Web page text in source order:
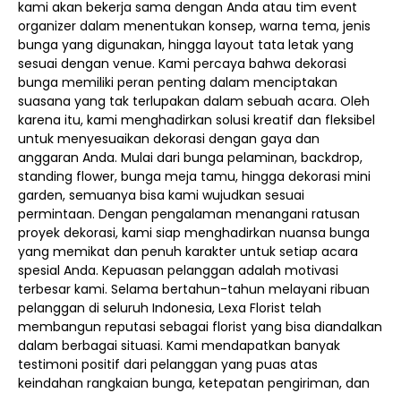
kami akan bekerja sama dengan Anda atau tim event
organizer dalam menentukan konsep, warna tema, jenis
bunga yang digunakan, hingga layout tata letak yang
sesuai dengan venue. Kami percaya bahwa dekorasi
bunga memiliki peran penting dalam menciptakan
suasana yang tak terlupakan dalam sebuah acara. Oleh
karena itu, kami menghadirkan solusi kreatif dan fleksibel
untuk menyesuaikan dekorasi dengan gaya dan
anggaran Anda. Mulai dari bunga pelaminan, backdrop,
standing flower, bunga meja tamu, hingga dekorasi mini
garden, semuanya bisa kami wujudkan sesuai
permintaan. Dengan pengalaman menangani ratusan
proyek dekorasi, kami siap menghadirkan nuansa bunga
yang memikat dan penuh karakter untuk setiap acara
spesial Anda. Kepuasan pelanggan adalah motivasi
terbesar kami. Selama bertahun-tahun melayani ribuan
pelanggan di seluruh Indonesia, Lexa Florist telah
membangun reputasi sebagai florist yang bisa diandalkan
dalam berbagai situasi. Kami mendapatkan banyak
testimoni positif dari pelanggan yang puas atas
keindahan rangkaian bunga, ketepatan pengiriman, dan